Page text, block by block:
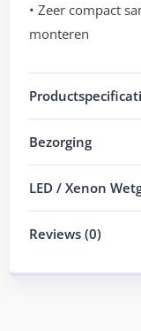
• Zeer compact
monteren
Bezorging
LED / Xenon
Reviews (0)